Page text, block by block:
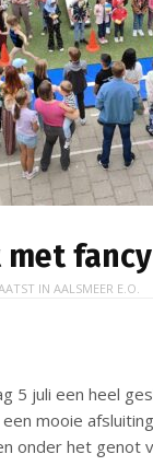
INAALSMEER E.O.
5 juli een heel
mooie
onder het genot